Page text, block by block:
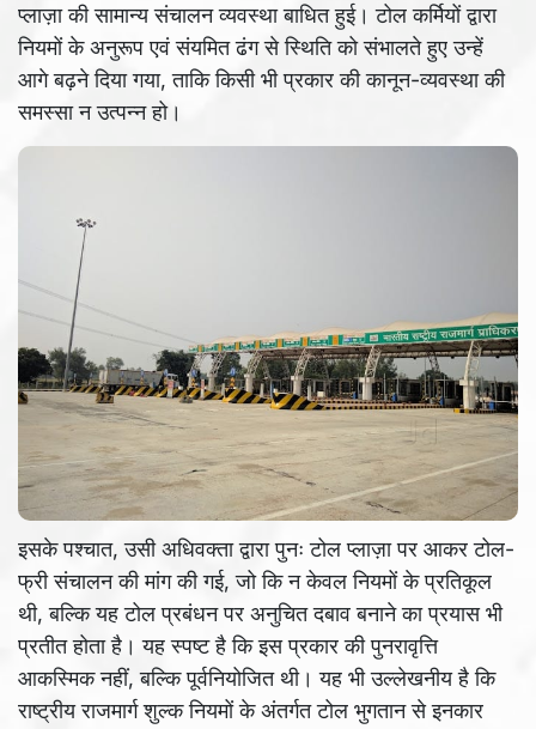
प्लाज़ा की सामान्य संचालन व्यवस्था बाधित हुई। टोल कर्मियों द्वारा
नियमों के अनुरूप एवं संयमित ढंग से स्थिति को संभालते हुए उन्हें
आगे बढ़ने दिया गया, ताकि किसी भी प्रकार की कानून-व्यवस्था की
समस्सा न उत्पन्न हो।
इसके पश्चात, उसी अधिवक्ता द्वारा पुनः टोल प्लाज़ा पर आकर टोल-
फ्री संचालन की मांग की गई, जो कि न केवल नियमों के प्रतिकूल
थी, बल्कि यह टोल प्रबंधन पर अनुचित दबाव बनाने का प्रयास भी
प्रतीत होता है। यह स्पष्ट है कि इस प्रकार की पुनरावृत्ति
आकस्मिक नहीं, बल्कि पूर्वनियोजित थी। यह भी उल्लेखनीय है कि
राष्ट्रीय राजमार्ग शुल्क नियमों के अंतर्गत टोल भुगतान से इनकार